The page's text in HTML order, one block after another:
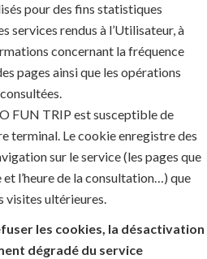
pour des fins statistiques
services rendus à l’Utilisateur, à
concernant la fréquence
pages ainsi que les opérations
FUN TRIP est susceptible de
terminal. Le cookie enregistre des
sur le service (les pages que
l’heure de la consultation…) que
visites ultérieures.
les cookies, la désactivation
dégradé du service